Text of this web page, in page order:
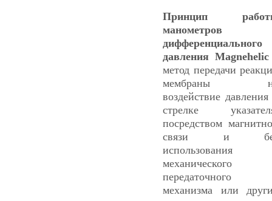
Принцип
манометров
дифференциального
давления Magnehelic
метод передачи
мембраны
воздействие
стрелке
посредством
связи и
использования
механического
передаточного
механизма или